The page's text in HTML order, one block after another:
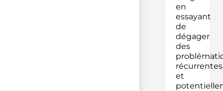
en
essayant
de
dégager
des
récurrentes
et